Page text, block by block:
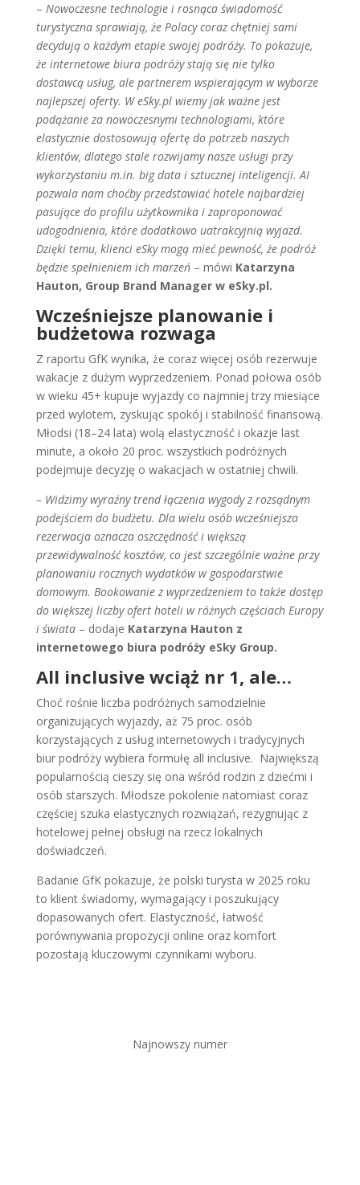
– Nowoczesne technologie i rosnąca świadomość
turystyczna sprawiają, że Polacy coraz chętniej sami
decydują o każdym etapie swojej podróży. To pokazuje,
że internetowe biura podróży stają się nie tylko
dostawcą usług, ale partnerem wspierającym w wyborze
najlepszej oferty. W eSky.pl wiemy jak ważne jest
podążanie za nowoczesnymi technologiami, które
elastycznie dostosowują ofertę do potrzeb naszych
klientów, dlatego stale rozwijamy nasze usługi przy
wykorzystaniu m.in. big data i sztucznej inteligencji. AI
pozwala nam choćby przedstawiać hotele najbardziej
pasujące do profilu użytkownika i zaproponować
udogodnienia, które dodatkowo uatrakcyjnią wyjazd.
Dzięki temu, klienci eSky mogą mieć pewność, że podróż
będzie spełnieniem ich marzeń – mówi Katarzyna
Hauton, Group Brand Manager w eSky.pl.
Wcześniejsze planowanie i
budżetowa rozwaga
Z raportu GfK wynika, że coraz więcej osób rezerwuje
wakacje z dużym wyprzedzeniem. Ponad połowa osób
w wieku 45+ kupuje wyjazdy co najmniej trzy miesiące
przed wylotem, zyskując spokój i stabilność finansową.
Młodsi (18–24 lata) wolą elastyczność i okazje last
minute, a około 20 proc. wszystkich podróżnych
podejmuje decyzję o wakacjach w ostatniej chwili.
– Widzimy wyraźny trend łączenia wygody z rozsądnym
podejściem do budżetu. Dla wielu osób wcześniejsza
rezerwacja oznacza oszczędność i większą
przewidywalność kosztów, co jest szczególnie ważne przy
planowaniu rocznych wydatków w gospodarstwie
domowym. Bookowanie z wyprzedzeniem to także dostęp
do większej liczby ofert hoteli w różnych częściach Europy
i świata – dodaje Katarzyna Hauton z
internetowego biura podróży eSky Group.
All inclusive wciąż nr 1, ale…
Choć rośnie liczba podróżnych samodzielnie
organizujących wyjazdy, aż 75 proc. osób
korzystających z usług internetowych i tradycyjnych
biur podróży wybiera formułę all inclusive. Największą
popularnością cieszy się ona wśród rodzin z dziećmi i
osób starszych. Młodsze pokolenie natomiast coraz
częściej szuka elastycznych rozwiązań, rezygnując z
hotelowej pełnej obsługi na rzecz lokalnych
doświadczeń.
Badanie GfK pokazuje, że polski turysta w 2025 roku
to klient świadomy, wymagający i poszukujący
dopasowanych ofert. Elastyczność, łatwość
porównywania propozycji online oraz komfort
pozostają kluczowymi czynnikami wyboru.
Najnowszy numer